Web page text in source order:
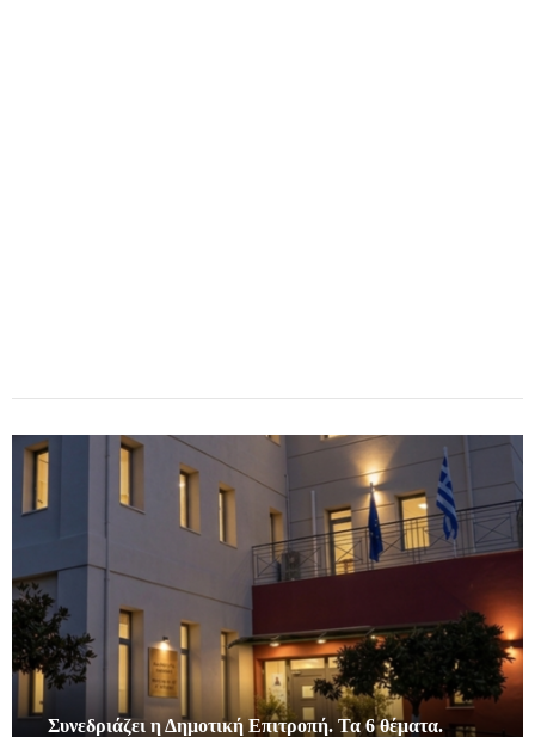
Συνεδριάζει η Δημοτική Επιτροπή. Τα 6 θέματα.